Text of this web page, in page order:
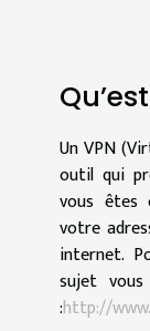
Un VPN
outil qui
vous êtes
votre
internet.
sujet
:http://